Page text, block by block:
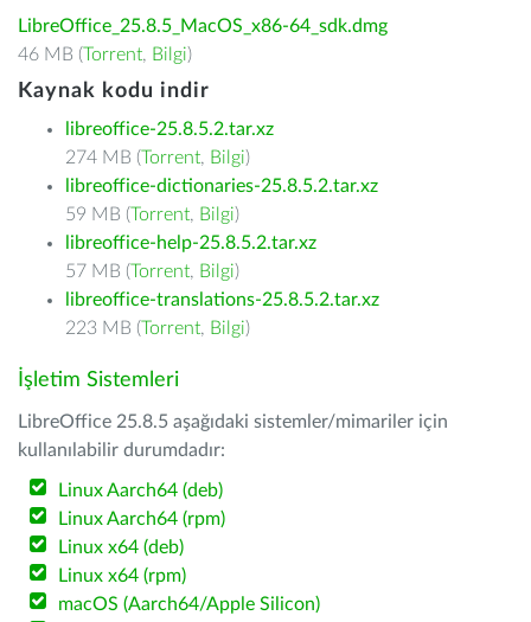
LibreOffice_25.8.5_MacOS_x86-64_sdk.dmg
46 MB (Torrent, Bilgi)
Kaynak kodu indir
libreoffice-25.8.5.2.tar.xz
274 MB (Torrent, Bilgi)
libreoffice-dictionaries-25.8.5.2.tar.xz
59 MB (Torrent, Bilgi)
libreoffice-help-25.8.5.2.tar.xz
57 MB (Torrent, Bilgi)
libreoffice-translations-25.8.5.2.tar.xz
223 MB (Torrent, Bilgi)
İşletim Sistemleri
LibreOffice 25.8.5 aşağıdaki sistemler/mimariler için
kullanılabilir durumdadır:
Linux Aarch64 (deb)
Linux Aarch64 (rpm)
Linux x64 (deb)
Linux x64 (rpm)
macOS (Aarch64/Apple Silicon)